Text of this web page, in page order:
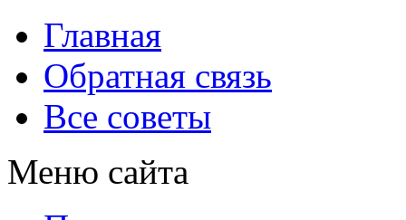
Главная
Обратная связь
Все советы
Меню сайта